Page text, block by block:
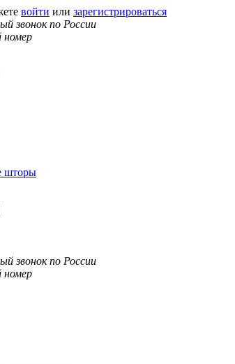
войти или зарегистрироваться
звонок по России
номер
шторы
звонок по России
номер